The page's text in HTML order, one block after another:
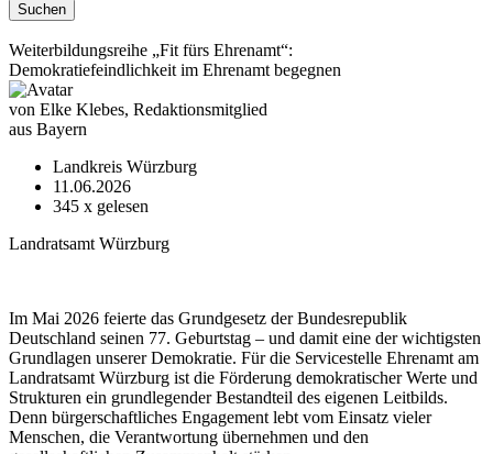
Suchen
Weiterbildungsreihe „Fit fürs Ehrenamt“:
Demokratiefeindlichkeit im Ehrenamt begegnen
von Elke Klebes, Redaktionsmitglied
aus Bayern
Landkreis Würzburg
11.06.2026
345 x gelesen
Landratsamt Würzburg
Im Mai 2026 feierte das Grundgesetz der Bundesrepublik
Deutschland seinen 77. Geburtstag – und damit eine der wichtigsten
Grundlagen unserer Demokratie. Für die Servicestelle Ehrenamt am
Landratsamt Würzburg ist die Förderung demokratischer Werte und
Strukturen ein grundlegender Bestandteil des eigenen Leitbilds.
Denn bürgerschaftliches Engagement lebt vom Einsatz vieler
Menschen, die Verantwortung übernehmen und den